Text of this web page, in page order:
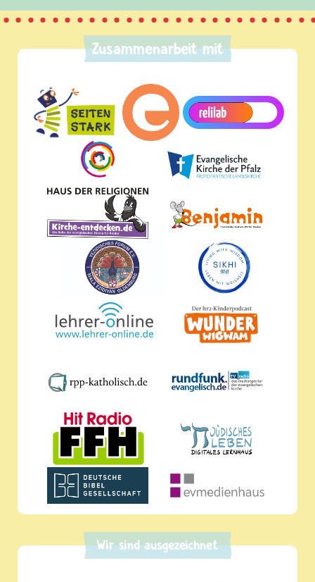
Zusammenarbeit mit
Wir sind ausgezeichnet